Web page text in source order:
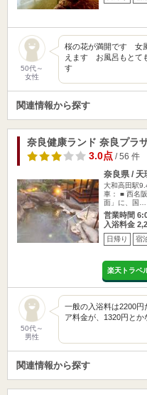
50代～
女性
桜の花が満開です 女
えます お風呂もとて
す
関連情報から探す
奈良健康ランド 奈良プラ
3.0点/ 56 件
奈良県 / 天
大和高田駅
車： ■ 西名
面」に、国…
営業時間
入浴料金
日帰り 宿
楽天トラベ
50代～
男性
一般の入浴料は2200円
ア料金が、1320円と
関連情報から探す